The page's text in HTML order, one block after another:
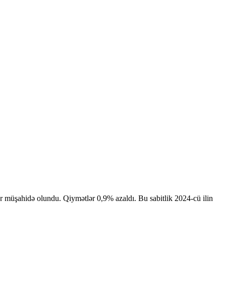
müşahidə olundu. Qiymətlər 0,9% azaldı. Bu sabitlik 2024-cü ilin